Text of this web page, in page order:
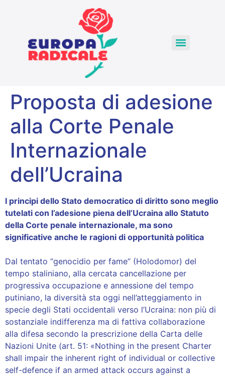
Proposta di adesione
alla Corte Penale
Internazionale
dell’Ucraina
I principi dello Stato democratico di diritto sono meglio
tutelati con l’adesione piena dell’Ucraina allo Statuto
della Corte penale internazionale, ma sono
significative anche le ragioni di opportunità politica
Dal tentato “genocidio per fame” (Holodomor) del
tempo staliniano, alla cercata cancellazione per
progressiva occupazione e annessione del tempo
putiniano, la diversità sta oggi nell’atteggiamento in
specie degli Stati occidentali verso l’Ucraina: non più di
sostanziale indifferenza ma di fattiva collaborazione
alla difesa secondo la prescrizione della Carta delle
Nazioni Unite (art. 51: «Nothing in the present Charter
shall impair the inherent right of individual or collective
self-defence if an armed attack occurs against a